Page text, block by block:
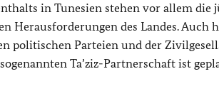
in Tunesien stehen vor allem
Herausforderungen des Landes. Auch
politischen Parteien und der
Ta’ziz-Partnerschaft ist